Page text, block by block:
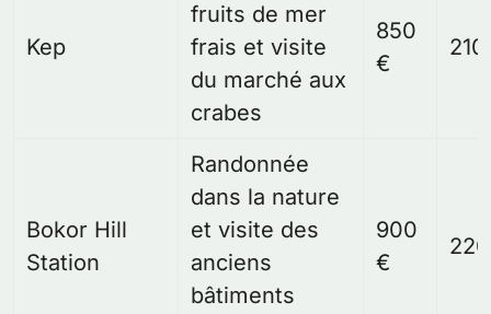
Kep
fruits de mer
frais et visite
du marché aux
crabes
850
€
Bokor Hill
Station
Randonnée
dans la nature
et visite des
anciens
bâtiments
900
€